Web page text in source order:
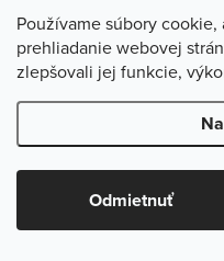
Používame súbory
prehliadanie webovej
zlepšovali jej funkcie,
Odmietnuť
Zákaznícky servis
Copyright 2026
Upraviť